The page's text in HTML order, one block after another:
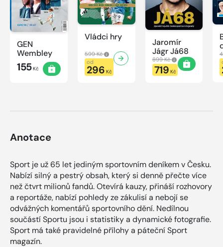
GEN
Wembley
155Kč
Vládci hry
599 Kč
od
296 Kč
Jaromír
Jágr Já68
899 Kč
719 Kč
Anotace
Sport je už 65 let jediným sportovním deníkem v Česku.
Nabízí silný a pestrý obsah, který si denně přečte více
než čtvrt milionů fandů. Otevírá kauzy, přináší rozhovory
a reportáže, nabízí pohledy ze zákulisí a nebojí se
odvážných komentářů sportovního dění. Nedílnou
součástí Sportu jsou i statistiky a dynamické fotografie.
Sport má také pravidelné přílohy a páteční Sport
magazín.